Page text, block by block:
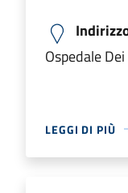
Ospedale
LEGGI DI PIÙ